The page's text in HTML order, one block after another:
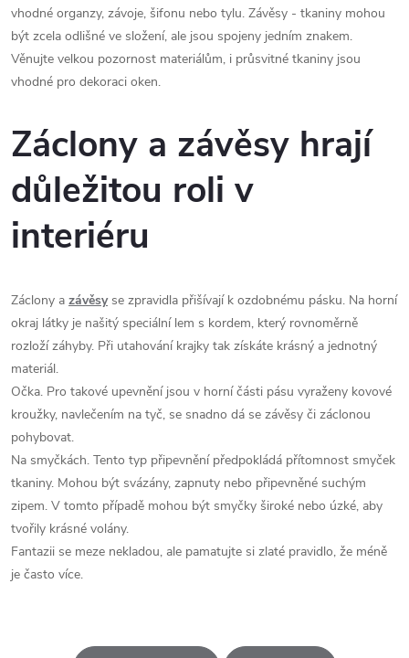
vhodné organzy, závoje, šifonu nebo tylu. Závěsy - tkaniny mohou
být zcela odlišné ve složení, ale jsou spojeny jedním znakem.
Věnujte velkou pozornost materiálům, i průsvitné tkaniny jsou
vhodné pro dekoraci oken.
Záclony a závěsy hrají
důležitou roli v
interiéru
Záclony a závěsyse zpravidla přišívají k ozdobnému pásku. Na horní
okraj látky je našitý speciální lem s kordem, který rovnoměrně
rozloží záhyby. Při utahování krajky tak získáte krásný a jednotný
materiál.
Očka. Pro takové upevnění jsou v horní části pásu vyraženy kovové
kroužky, navlečením na tyč, se snadno dá se závěsy či záclonou
pohybovat.
Na smyčkách. Tento typ připevnění předpokládá přítomnost smyček
tkaniny. Mohou být svázány, zapnuty nebo připevněné suchým
zipem. V tomto případě mohou být smyčky široké nebo úzké, aby
tvořily krásné volány.
Fantazii se meze nekladou, ale pamatujte si zlaté pravidlo, že méně
je často více.